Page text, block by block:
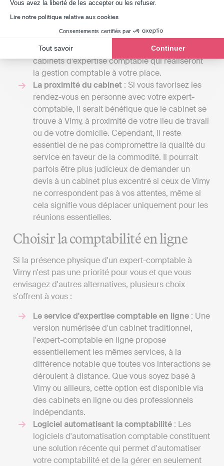
Vous avez la liberté de les accepter ou les refuser.
Lire notre politique relative aux cookies
Consentements certifiés par
Tout savoir Continuer
Indy, il faut compter entre 240 € et 588 € / an
Indy n'est là que pour assister les professionnels
dans leur comptabilité, contrairement aux
cabinets d’expertise comptable qui réaliseront
la gestion comptable à votre place.
La proximité du cabinet : Si vous favorisez les
rendez-vous en personne avec votre expert-
comptable, il serait bénéfique que le cabinet se
trouve à Vimy, à proximité de votre lieu de travail
ou de votre domicile. Cependant, il reste
essentiel de ne pas compromettre la qualité du
service en faveur de la commodité. Il pourrait
parfois être plus judicieux de demander un
devis à un cabinet plus excentré si ceux de Vimy
ne correspondent pas à vos attentes, même si
cela signifie vous déplacer uniquement pour les
réunions essentielles.
Choisir la comptabilité en ligne
Si la présence physique d'un expert-comptable à
Vimy n'est pas une priorité pour vous et que vous
envisagez d'autres alternatives, plusieurs choix
s'offrent à vous :
Le service d'expertise comptable en ligne : Une
version numérisée d'un cabinet traditionnel,
l'expert-comptable en ligne propose
essentiellement les mêmes services, à la
différence notable que toutes vos interactions se
déroulent à distance. Que vous soyez basé à
Vimy ou ailleurs, cette option est disponible via
des cabinets en ligne ou des professionnels
indépendants.
Logiciel automatisant la comptabilité : Les
logiciels d'automatisation comptable constituent
une solution récente qui permet d'automatiser
votre comptabilité et de la gérer en seulement